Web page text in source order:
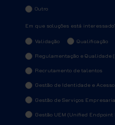
Outro
Em que soluções está
Validação Qualificação
Regulamentação e Qualidade
Recrutamento de talentos
Gestão de Identidade e Acesso
Gestão de Serviços
Gestão UEM (Unified Endpoint